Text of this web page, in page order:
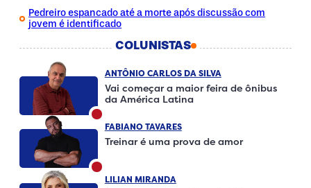
Pedreiro espancado até a morte após discussão com
jovem é identificado
COLUNISTAS
ANTÔNIO CARLOS DA SILVA
Vai começar a maior feira de ônibus
da América Latina
FABIANO TAVARES
Treinar é uma prova de amor
LILIAN MIRANDA